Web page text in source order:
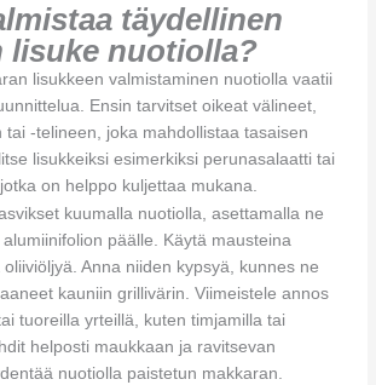
täydellinen
lisuke nuotiolla?
lisukkeen valmistaminen nuotiolla vaatii
Ensin tarvitset oikeat välineet,
tai -telineen, joka mahdollistaa tasaisen
lisukkeiksi esimerkiksi perunasalaatti tai
on helppo kuljettaa mukana.
kuumalla nuotiolla, asettamalla ne
päälle. Käytä mausteina
Anna niiden kypsyä, kunnes ne
kauniin grillivärin. Viimeistele annos
tuoreilla yrteillä, kuten timjamilla tai
helposti maukkaan ja ravitsevan
nuotiolla paistetun makkaran.